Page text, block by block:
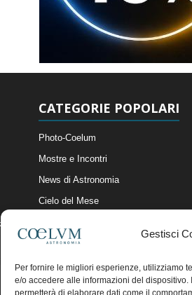
Gestisci
Per fornire le migliori esperienze, utilizziamo
e/o accedere alle informazioni del
permetterà di elaborare dati come il
CATEGORIE POPOLARI
Photo-Coelum
Mostre e Incontri
News di Astronomia
Cielo del Mese
Articoli e Risorse On-Line
Il Blog della Redazione